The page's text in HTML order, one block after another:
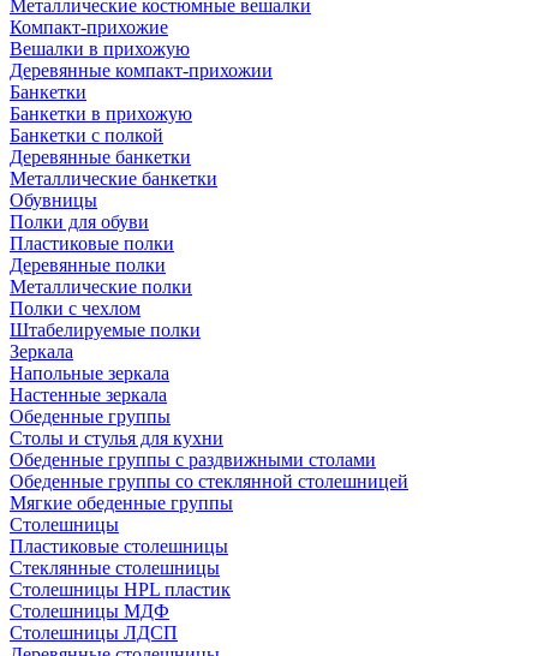
Металлические костюмные вешалки
Компакт-прихожие
Вешалки в прихожую
Деревянные компакт-прихожии
Банкетки
Банкетки в прихожую
Банкетки с полкой
Деревянные банкетки
Металлические банкетки
Обувницы
Полки для обуви
Пластиковые полки
Деревянные полки
Металлические полки
Полки с чехлом
Штабелируемые полки
Зеркала
Напольные зеркала
Настенные зеркала
Обеденные группы
Столы и стулья для кухни
Обеденные группы с раздвижными столами
Обеденные группы со стеклянной столешницей
Мягкие обеденные группы
Столешницы
Пластиковые столешницы
Стеклянные столешницы
Столешницы HPL пластик
Столешницы МДФ
Столешницы ЛДСП